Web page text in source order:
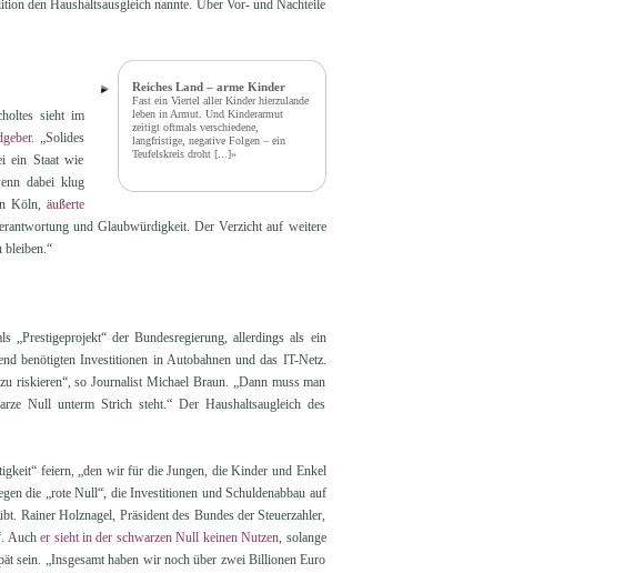
den Haushaltsausgleich nannte. Über Vor- und Nachteile
Reiches Land – arme Kinder
Fast ein Viertel aller Kinder hierzulande
leben in Armut. Und Kinderarmut
zeitigt oftmals verschiedene,
langfristige, negative Folgen – ein
Teufelskreis droht [...]»
sieht im
. „Solides
ein Staat wie
dabei klug
Köln, äußerte
und Glaubwürdigkeit. Der Verzicht auf weitere
bleiben.“
„Prestigeprojekt“ der Bundesregierung, allerdings als ein
benötigten Investitionen in Autobahnen und das IT-Netz.
riskieren“, so Journalist Michael Braun. „Dann muss man
Null unterm Strich steht.“ Der Haushaltsaugleich des
feiern, „den wir für die Jungen, die Kinder und Enkel
die „rote Null“, die Investitionen und Schuldenabbau auf
Rainer Holznagel, Präsident des Bundes der Steuerzahler,
Aucher sieht in der schwarzen Null keinen Nutzen, solange
sein. „Insgesamt haben wir noch über zwei Billionen Euro